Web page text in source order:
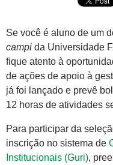
Se você é aluno de um
campi da Universidade
fique atento à
de ações de apoio à
já foi lançado e prevê
12 horas de atividades
Para participar da
inscrição no sistema de
Institucionais (Guri),